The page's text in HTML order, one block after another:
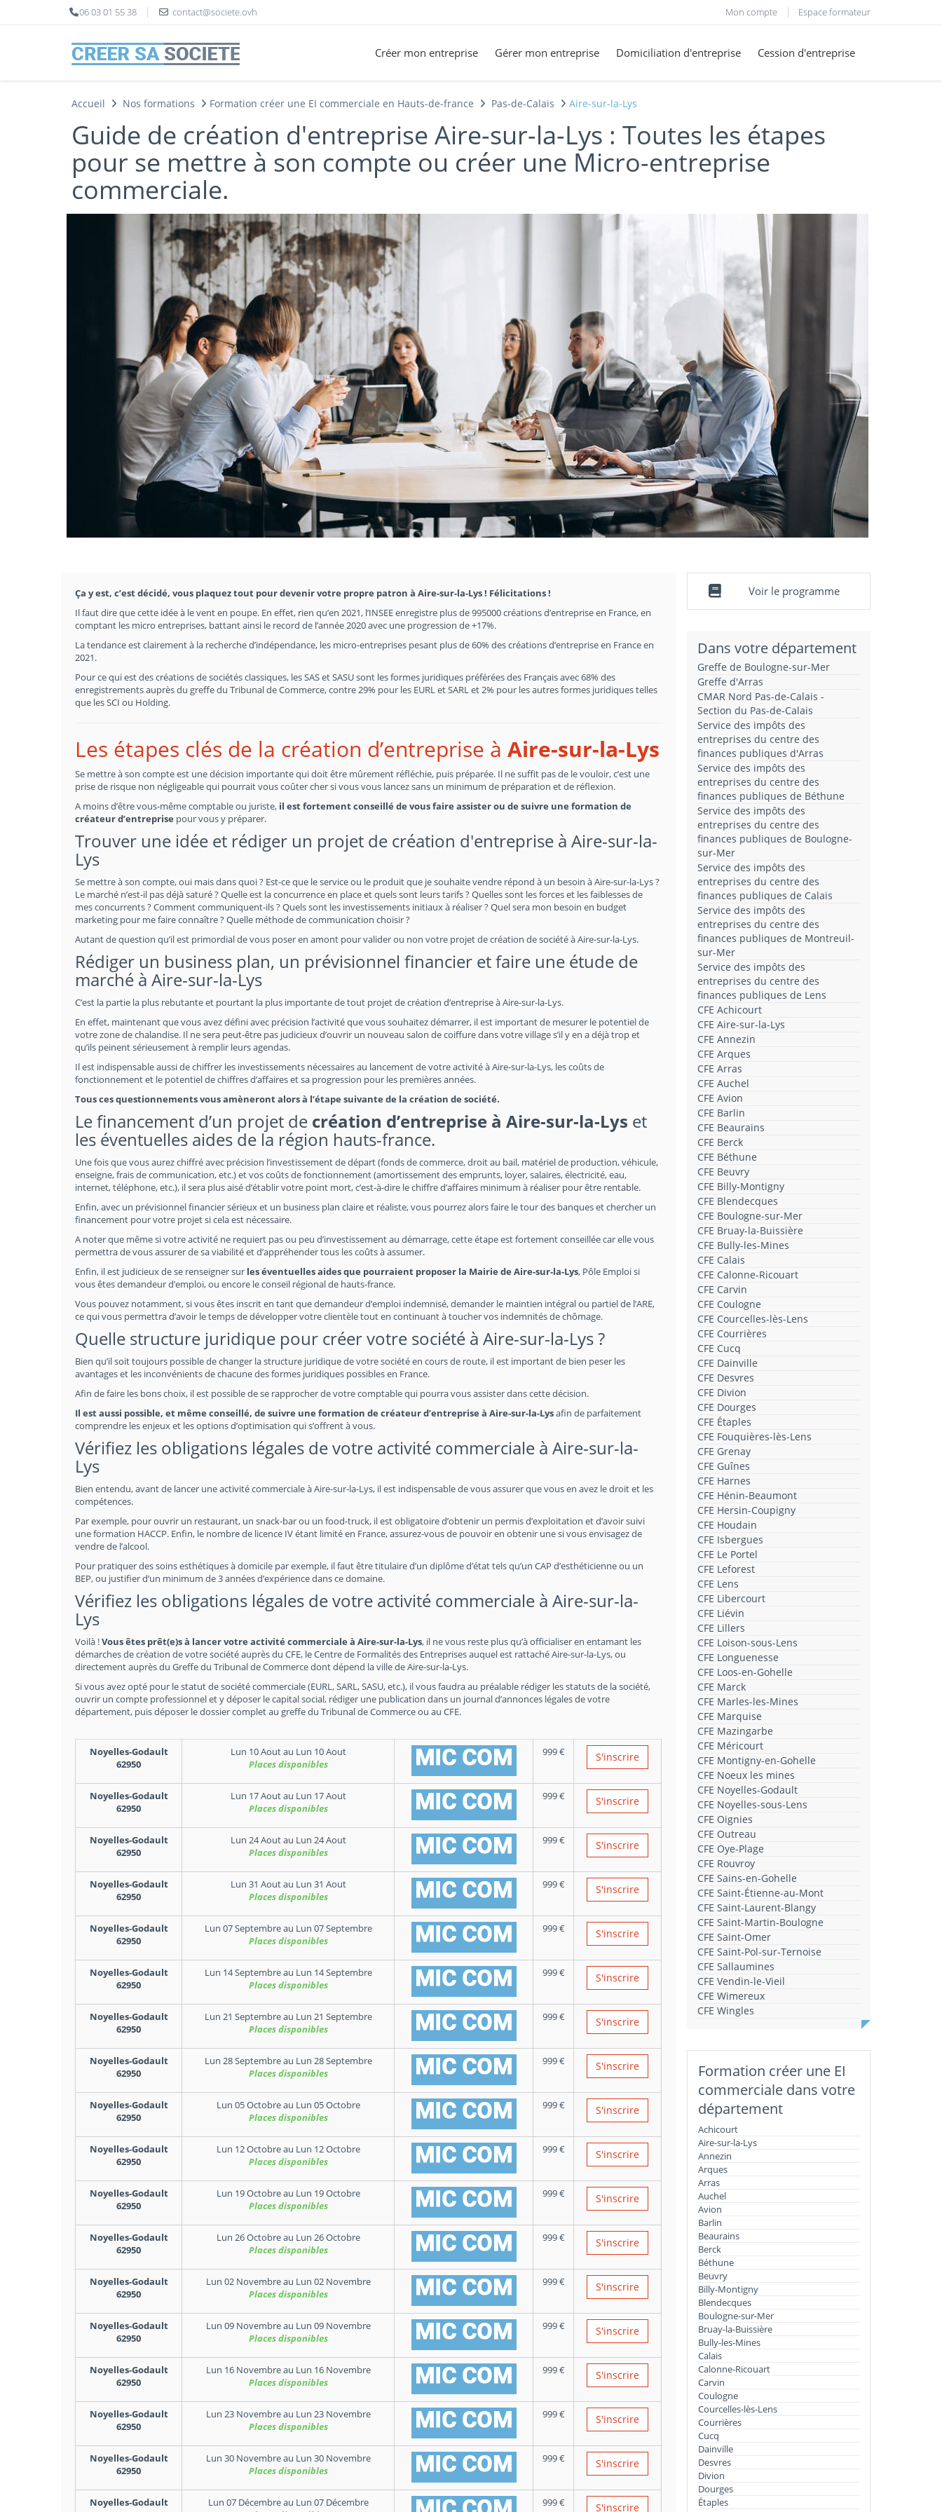
06 03 01 55 38 contact@societe.ovh Mon compte Espace formateur
Créer mon entreprise Gérer mon entreprise Domiciliation d'entreprise Cession d'entreprise
Accueil Nos formations Formation créer une EI commerciale en Hauts-de-france Pas-de-Calais Aire-sur-la-Lys
Guide de création d'entreprise Aire-sur-la-Lys : Toutes les étapes
pour se mettre à son compte ou créer une Micro-entreprise
commerciale.
Ça y est, c’est décidé, vous plaquez tout pour devenir votre propre patron à Aire-sur-la-Lys ! Félicitations !
Il faut dire que cette idée à le vent en poupe. En effet, rien qu’en 2021, l’INSEE enregistre plus de 995000 créations d’entreprise en France, en
comptant les micro entreprises, battant ainsi le record de l’année 2020 avec une progression de +17%.
La tendance est clairement à la recherche d’indépendance, les micro-entreprises pesant plus de 60% des créations d’entreprise en France en
2021.
Pour ce qui est des créations de sociétés classiques, les SAS et SASU sont les formes juridiques préférées des Français avec 68% des
enregistrements auprès du greffe du Tribunal de Commerce, contre 29% pour les EURL et SARL et 2% pour les autres formes juridiques telles
que les SCI ou Holding.
Les étapes clés de la création d’entreprise à Aire-sur-la-Lys
Se mettre à son compte est une décision importante qui doit être mûrement réfléchie, puis préparée. Il ne suffit pas de le vouloir, c’est une
prise de risque non négligeable qui pourrait vous coûter cher si vous vous lancez sans un minimum de préparation et de réflexion.
A moins d’être vous-même comptable ou juriste, il est fortement conseillé de vous faire assister ou de suivre une formation de
créateur d’entreprise pour vous y préparer.
Trouver une idée et rédiger un projet de création d'entreprise à Aire-sur-la-
Lys
Se mettre à son compte, oui mais dans quoi ? Est-ce que le service ou le produit que je souhaite vendre répond à un besoin à Aire-sur-la-Lys ?
Le marché n’est-il pas déjà saturé ? Quelle est la concurrence en place et quels sont leurs tarifs ? Quelles sont les forces et les faiblesses de
mes concurrents ? Comment communiquent-ils ? Quels sont les investissements initiaux à réaliser ? Quel sera mon besoin en budget
marketing pour me faire connaître ? Quelle méthode de communication choisir ?
Autant de question qu’il est primordial de vous poser en amont pour valider ou non votre projet de création de société à Aire-sur-la-Lys.
Rédiger un business plan, un prévisionnel financier et faire une étude de
marché à Aire-sur-la-Lys
C’est la partie la plus rebutante et pourtant la plus importante de tout projet de création d’entreprise à Aire-sur-la-Lys.
En effet, maintenant que vous avez défini avec précision l’activité que vous souhaitez démarrer, il est important de mesurer le potentiel de
votre zone de chalandise. Il ne sera peut-être pas judicieux d’ouvrir un nouveau salon de coiffure dans votre village s’il y en a déjà trop et
qu’ils peinent sérieusement à remplir leurs agendas.
Il est indispensable aussi de chiffrer les investissements nécessaires au lancement de votre activité à Aire-sur-la-Lys, les coûts de
fonctionnement et le potentiel de chiffres d’affaires et sa progression pour les premières années.
Tous ces questionnements vous amèneront alors à l’étape suivante de la création de société.
Le financement d’un projet de création d’entreprise à Aire-sur-la-Lys et
les éventuelles aides de la région hauts-france.
Une fois que vous aurez chiffré avec précision l’investissement de départ (fonds de commerce, droit au bail, matériel de production, véhicule,
enseigne, frais de communication, etc.) et vos coûts de fonctionnement (amortissement des emprunts, loyer, salaires, électricité, eau,
internet, téléphone, etc.), il sera plus aisé d’établir votre point mort, c’est-à-dire le chiffre d’affaires minimum à réaliser pour être rentable.
Enfin, avec un prévisionnel financier sérieux et un business plan claire et réaliste, vous pourrez alors faire le tour des banques et chercher un
financement pour votre projet si cela est nécessaire.
A noter que même si votre activité ne requiert pas ou peu d’investissement au démarrage, cette étape est fortement conseillée car elle vous
permettra de vous assurer de sa viabilité et d’appréhender tous les coûts à assumer.
Enfin, il est judicieux de se renseigner sur les éventuelles aides que pourraient proposer la Mairie de Aire-sur-la-Lys, Pôle Emploi si
vous êtes demandeur d’emploi, ou encore le conseil régional de hauts-france.
Vous pouvez notamment, si vous êtes inscrit en tant que demandeur d’emploi indemnisé, demander le maintien intégral ou partiel de l’ARE,
ce qui vous permettra d’avoir le temps de développer votre clientèle tout en continuant à toucher vos indemnités de chômage.
Quelle structure juridique pour créer votre société à Aire-sur-la-Lys ?
Bien qu’il soit toujours possible de changer la structure juridique de votre société en cours de route, il est important de bien peser les
avantages et les inconvénients de chacune des formes juridiques possibles en France.
Afin de faire les bons choix, il est possible de se rapprocher de votre comptable qui pourra vous assister dans cette décision.
Il est aussi possible, et même conseillé, de suivre une formation de créateur d’entreprise à Aire-sur-la-Lysafin de parfaitement
comprendre les enjeux et les options d’optimisation qui s’offrent à vous.
Vérifiez les obligations légales de votre activité commerciale à Aire-sur-la-
Lys
Bien entendu, avant de lancer une activité commerciale à Aire-sur-la-Lys, il est indispensable de vous assurer que vous en avez le droit et les
compétences.
Par exemple, pour ouvrir un restaurant, un snack-bar ou un food-truck, il est obligatoire d’obtenir un permis d’exploitation et d’avoir suivi
une formation HACCP. Enfin, le nombre de licence IV étant limité en France, assurez-vous de pouvoir en obtenir une si vous envisagez de
vendre de l’alcool.
Pour pratiquer des soins esthétiques à domicile par exemple, il faut être titulaire d’un diplôme d’état tels qu’un CAP d’esthéticienne ou un
BEP, ou justifier d’un minimum de 3 années d’expérience dans ce domaine.
Vérifiez les obligations légales de votre activité commerciale à Aire-sur-la-
Lys
Voilà !Vous êtes prêt(e)s à lancer votre activité commerciale à Aire-sur-la-Lys, il ne vous reste plus qu’à officialiser en entamant les
démarches de création de votre société auprès du CFE, le Centre de Formalités des Entreprises auquel est rattaché Aire-sur-la-Lys, ou
directement auprès du Greffe du Tribunal de Commerce dont dépend la ville de Aire-sur-la-Lys.
Si vous avez opté pour le statut de société commerciale (EURL, SARL, SASU, etc.), il vous faudra au préalable rédiger les statuts de la société,
ouvrir un compte professionnel et y déposer le capital social, rédiger une publication dans un journal d’annonces légales de votre
département, puis déposer le dossier complet au greffe du Tribunal de Commerce ou au CFE.
Noyelles-Godault
62950
Lun 10 Aoutau Lun 10 Aout
Places disponibles
999€ S'inscrire
Noyelles-Godault
62950
Lun 17 Aoutau Lun 17 Aout
Places disponibles
999€ S'inscrire
Noyelles-Godault
62950
Lun 24 Aoutau Lun 24 Aout
Places disponibles
999€ S'inscrire
Noyelles-Godault
62950
Lun 31 Aoutau Lun 31 Aout
Places disponibles
999€ S'inscrire
Noyelles-Godault
62950
Lun 07 Septembreau Lun 07 Septembre
Places disponibles
999€ S'inscrire
Noyelles-Godault
62950
Lun 14 Septembreau Lun 14 Septembre
Places disponibles
999€ S'inscrire
Noyelles-Godault
62950
Lun 21 Septembreau Lun 21 Septembre
Places disponibles
999€ S'inscrire
Noyelles-Godault
62950
Lun 28 Septembreau Lun 28 Septembre
Places disponibles
999€ S'inscrire
Noyelles-Godault
62950
Lun 05 Octobreau Lun 05 Octobre
Places disponibles
999€ S'inscrire
Noyelles-Godault
62950
Lun 12 Octobreau Lun 12 Octobre
Places disponibles
999€ S'inscrire
Noyelles-Godault
62950
Lun 19 Octobreau Lun 19 Octobre
Places disponibles
999€ S'inscrire
Noyelles-Godault
62950
Lun 26 Octobreau Lun 26 Octobre
Places disponibles
999€ S'inscrire
Noyelles-Godault
62950
Lun 02 Novembreau Lun 02 Novembre
Places disponibles
999€ S'inscrire
Noyelles-Godault
62950
Lun 09 Novembreau Lun 09 Novembre
Places disponibles
999€ S'inscrire
Noyelles-Godault
62950
Lun 16 Novembreau Lun 16 Novembre
Places disponibles
999€ S'inscrire
Noyelles-Godault
62950
Lun 23 Novembreau Lun 23 Novembre
Places disponibles
999€ S'inscrire
Noyelles-Godault
62950
Lun 30 Novembreau Lun 30 Novembre
Places disponibles
999€ S'inscrire
Noyelles-Godault
Lun 07 Décembreau Lun 07 Décembre
999€ S'inscrire
Voir le programme
Dans votre département
Greffe de Boulogne-sur-Mer
Greffe d'Arras
CMAR Nord Pas-de-Calais -
Section du Pas-de-Calais
Service des impôts des
entreprises du centre des
finances publiques d'Arras
Service des impôts des
entreprises du centre des
finances publiques de Béthune
Service des impôts des
entreprises du centre des
finances publiques de Boulogne-
sur-Mer
Service des impôts des
entreprises du centre des
finances publiques de Calais
Service des impôts des
entreprises du centre des
finances publiques de Montreuil-
sur-Mer
Service des impôts des
entreprises du centre des
finances publiques de Lens
CFE Achicourt
CFE Aire-sur-la-Lys
CFE Annezin
CFE Arques
CFE Arras
CFE Auchel
CFE Avion
CFE Barlin
CFE Beaurains
CFE Berck
CFE Béthune
CFE Beuvry
CFE Billy-Montigny
CFE Blendecques
CFE Boulogne-sur-Mer
CFE Bruay-la-Buissière
CFE Bully-les-Mines
CFE Calais
CFE Calonne-Ricouart
CFE Carvin
CFE Coulogne
CFE Courcelles-lès-Lens
CFE Courrières
CFE Cucq
CFE Dainville
CFE Desvres
CFE Divion
CFE Dourges
CFE Étaples
CFE Fouquières-lès-Lens
CFE Grenay
CFE Guînes
CFE Harnes
CFE Hénin-Beaumont
CFE Hersin-Coupigny
CFE Houdain
CFE Isbergues
CFE Le Portel
CFE Leforest
CFE Lens
CFE Libercourt
CFE Liévin
CFE Lillers
CFE Loison-sous-Lens
CFE Longuenesse
CFE Loos-en-Gohelle
CFE Marck
CFE Marles-les-Mines
CFE Marquise
CFE Mazingarbe
CFE Méricourt
CFE Montigny-en-Gohelle
CFE Noeux les mines
CFE Noyelles-Godault
CFE Noyelles-sous-Lens
CFE Oignies
CFE Outreau
CFE Oye-Plage
CFE Rouvroy
CFE Sains-en-Gohelle
CFE Saint-Étienne-au-Mont
CFE Saint-Laurent-Blangy
CFE Saint-Martin-Boulogne
CFE Saint-Omer
CFE Saint-Pol-sur-Ternoise
CFE Sallaumines
CFE Vendin-le-Vieil
CFE Wimereux
CFE Wingles
Formation créer une EI
commerciale dans votre
département
Achicourt
Aire-sur-la-Lys
Annezin
Arques
Arras
Auchel
Avion
Barlin
Beaurains
Berck
Béthune
Beuvry
Billy-Montigny
Blendecques
Boulogne-sur-Mer
Bruay-la-Buissière
Bully-les-Mines
Calais
Calonne-Ricouart
Carvin
Coulogne
Courcelles-lès-Lens
Courrières
Cucq
Dainville
Desvres
Divion
Dourges
Étaples
Panneau de gestion des cookies